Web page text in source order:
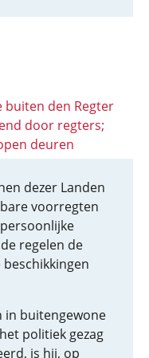
buiten den Regter
door regters;
deuren
dezer Landen
voorregten
regelen de
in buitengewone
politiek gezag
is hij, op